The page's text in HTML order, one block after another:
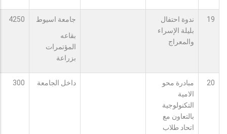
19
ندوة احتفال
بليلة الإسراء
والمعراج
جامعة اسيوط
بقاعه
المؤتمرات
بزراعة
4250
20
مبادرة محو
الامية
التكنولوجية
بالتعاون مع
اتحاد طلاب
داخل الجامعة 300